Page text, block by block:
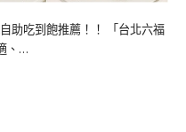
助吃到飽推薦！！ 「台北六福
、…